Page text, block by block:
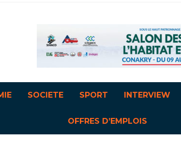
SOCIETE SPORT INTERVIEW
OFFRES D’EMPLOIS